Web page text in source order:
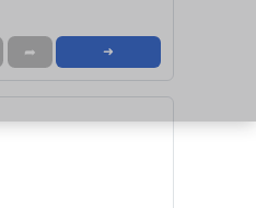
➦ ➜